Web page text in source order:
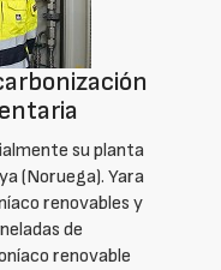
su planta
(Noruega). Yara
renovables y
de
renovable